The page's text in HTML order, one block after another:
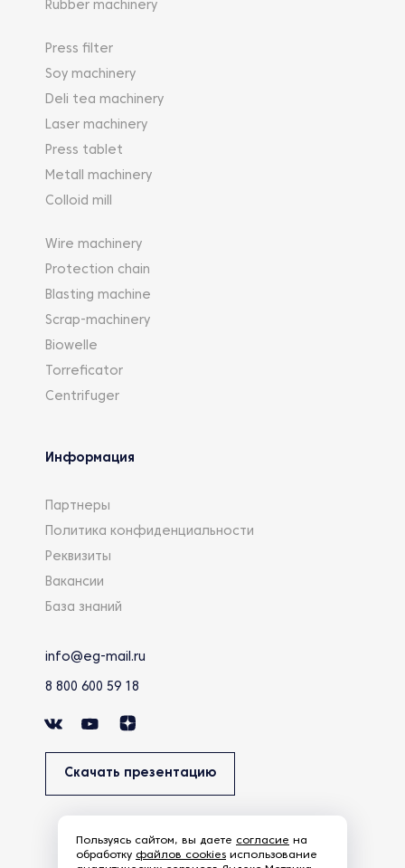
Rubber machinery
Press filter
Soy machinery
Deli tea machinery
Laser machinery
Press tablet
Metall machinery
Colloid mill
Wire machinery
Protection chain
Blasting machine
Scrap-machinery
Biowelle
Torreficator
Centrifuger
Информация
Партнеры
Политика конфиденциальности
Реквизиты
Вакансии
База знаний
info@eg-mail.ru
8 800 600 59 18
Скачать презентацию
Пользуясь сайтом, вы даете согласие на
обработку файлов cookies использование